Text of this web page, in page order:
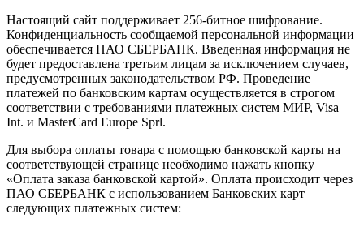
Настоящий сайт поддерживает 256-битное шифрование.
Конфиденциальность сообщаемой персональной информации
обеспечивается ПАО СБЕРБАНК. Введенная информация не
будет предоставлена третьим лицам за исключением случаев,
предусмотренных законодательством РФ. Проведение
платежей по банковским картам осуществляется в строгом
соответствии с требованиями платежных систем МИР, Visa
Int. и MasterCard Europe Sprl.
Для выбора оплаты товара с помощью банковской карты на
соответствующей странице необходимо нажать кнопку
«Оплата заказа банковской картой». Оплата происходит через
ПАО СБЕРБАНК с использованием Банковских карт
следующих платежных систем: